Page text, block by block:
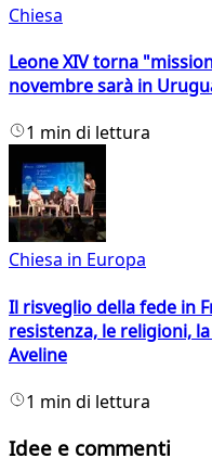
Chiesa
Leone XIV torna
novembre sarà in
1 min di lettura
Chiesa in Europa
Il risveglio della fede in
resistenza, le religioni,
Aveline
1 min di lettura
Idee e commenti